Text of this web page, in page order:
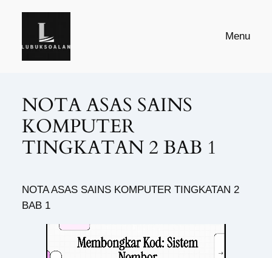
Menu
NOTA ASAS SAINS
KOMPUTER
TINGKATAN 2 BAB 1
NOTA ASAS SAINS KOMPUTER TINGKATAN 2
BAB 1